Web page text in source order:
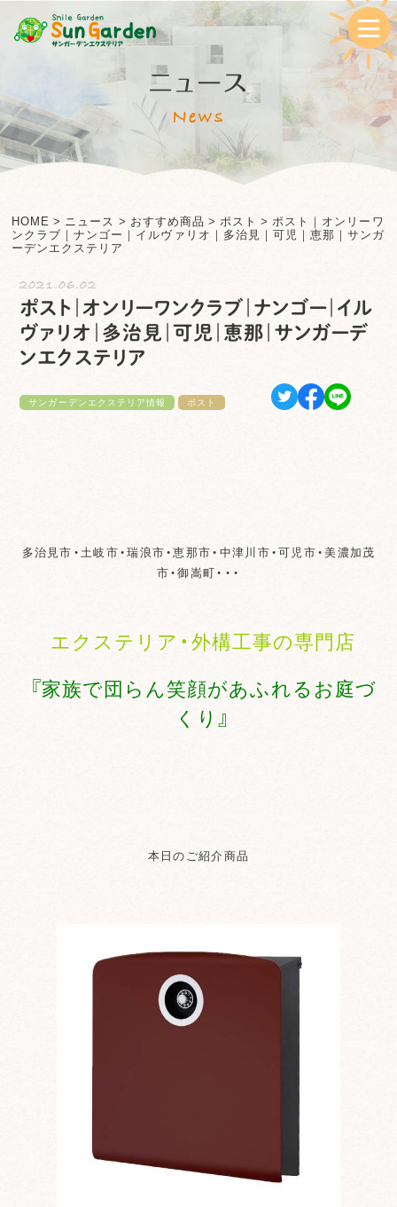
ニュース
News
HOME > ニュース > おすすめ商品 > ポスト >ポスト｜オンリーワ
ンクラブ｜ナンゴー｜イルヴァリオ｜多治見｜可児｜恵那｜サンガ
ーデンエクステリア
2021.06.02
ポスト｜オンリーワンクラブ｜ナンゴー｜イル
ヴァリオ｜多治見｜可児｜恵那｜サンガーデ
ンエクステリア
サンガーデンエクステリア情報 ポスト
多治見市・土岐市・瑞浪市・恵那市・中津川市・可児市・美濃加茂
市・御嵩町・・・
エクステリア・外構工事の専門店
『家族で団らん笑顔があふれるお庭づ
くり』
本日のご紹介商品